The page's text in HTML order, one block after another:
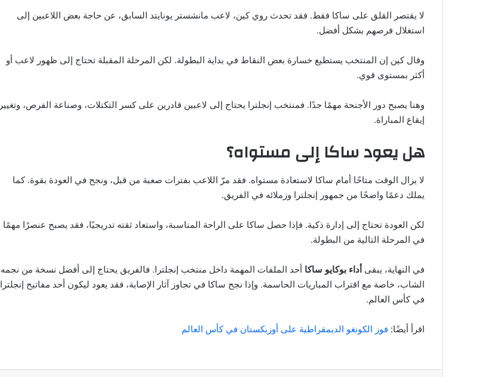
لا يقتصر القلق على ساكا فقط. فقد تحدث روي كين، لاعب مانشستر يونايتد السابق، عن حاجة بعض اللاعبين إلى
استغلال فرصهم بشكل أفضل.
وقال كين إن المنتخب يستطيع خسارة بعض النقاط في بداية البطولة. لكن المرحلة المقبلة تحتاج إلى ظهور لاعب أو
أكثر بمستوى قوي.
وهنا يصبح دور الأجنحة مهمًا جدًا. فمنتخب إنجلترا يحتاج إلى لاعبين قادرين على كسر التكتلات، وصناعة الفرص، وتغيير
إيقاع المباراة.
هل يعود ساكا إلى مستواه؟
لا يزال الوقت متاحًا أمام ساكا لاستعادة مستواه. فقد مرّ اللاعب بفترات صعبة من قبل، ونجح في العودة بقوة. كما
يملك دعمًا واضحًا من جمهور إنجلترا وزملائه في الفريق.
لكن العودة تحتاج إلى إدارة ذكية. فإذا حصل ساكا على الراحة المناسبة، واستعاد ثقته تدريجيًا، فقد يصبح عنصرًا مهمًا
في المرحلة التالية من البطولة.
في النهاية، يبقى أداء بوكايو ساكا أحد الملفات المهمة داخل منتخب إنجلترا. فالفريق يحتاج إلى أفضل نسخة من نجمه
الشاب، خاصة مع اقتراب المباريات الحاسمة. وإذا نجح ساكا في تجاوز آثار الإصابة، فقد يعود ليكون أحد مفاتيح إنجلترا
في كأس العالم.
اقرأ أيضًا: فوز الكونغو الديمقراطية على أوزبكستان في كأس العالم